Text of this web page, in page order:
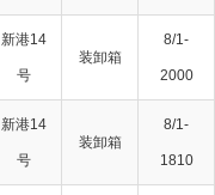
新港14
号
装卸箱
8/1-
2000
新港14
号
装卸箱
8/1-
1810